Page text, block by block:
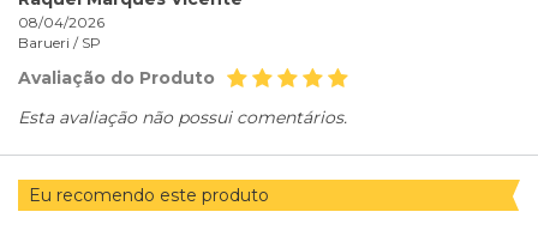
08/04/2026
Barueri / SP
Avaliação do Produto
Esta avaliação não possui comentários.
Eu recomendo este produto